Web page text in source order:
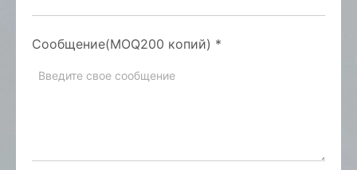
Сообщение(MOQ200 копий) *